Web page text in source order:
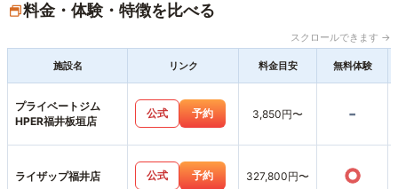
料金・体験・特徴を比べる
スクロールできます →
施設名 リンク 料金目安 無料体験
プライベートジム
HPER福井板垣店
公式 予約 3,850円〜 -
ライザップ福井店 公式 予約 327,800円〜 ○